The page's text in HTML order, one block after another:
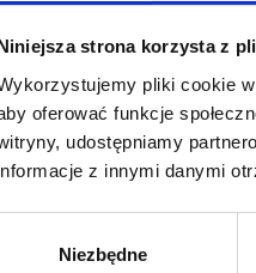
strona korzysta z
pliki cookie
oferować funkcje
udostępniamy
z innymi danymi
Niezbędne
PSI PATROL I